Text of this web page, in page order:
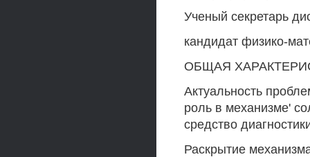
Ученый секретарь
кандидат физико-
ОБЩАЯ
Актуальность
роль в механизме'
средство
Раскрытие